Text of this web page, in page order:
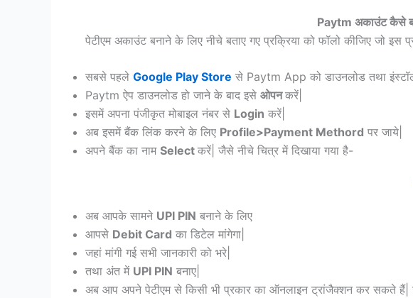
Paytm अकाउंट कैसे
पेटीएम अकाउंट बनाने के लिए नीचे बताए गए प्रक्रिया को फॉलो कीजिए जो इस
सबसे पहले Google Play Store से Paytm App को डाउनलोड तथा
Paytm ऐप डाउनलोड हो जाने के बाद इसे ओपनकरें|
इसमें अपना पंजीकृत मोबाइल नंबर से Login करें|
अब इसमें बैंक लिंक करने के लिए Profile>Payment Methord पर जाये|
अपने बैंक का नाम Select करें| जैसे नीचे चित्र में दिखाया गया है-
अब आपके सामने UPI PIN बनाने के लिए
आपसे Debit Card का डिटेल मांगेगा|
जहां मांगी गई सभी जानकारी को भरे|
तथा अंत में UPI PIN बनाए|
अब आप अपने पेटीएम से किसी भी प्रकार का ऑनलाइन ट्रांजैक्शन कर सकते हैं|